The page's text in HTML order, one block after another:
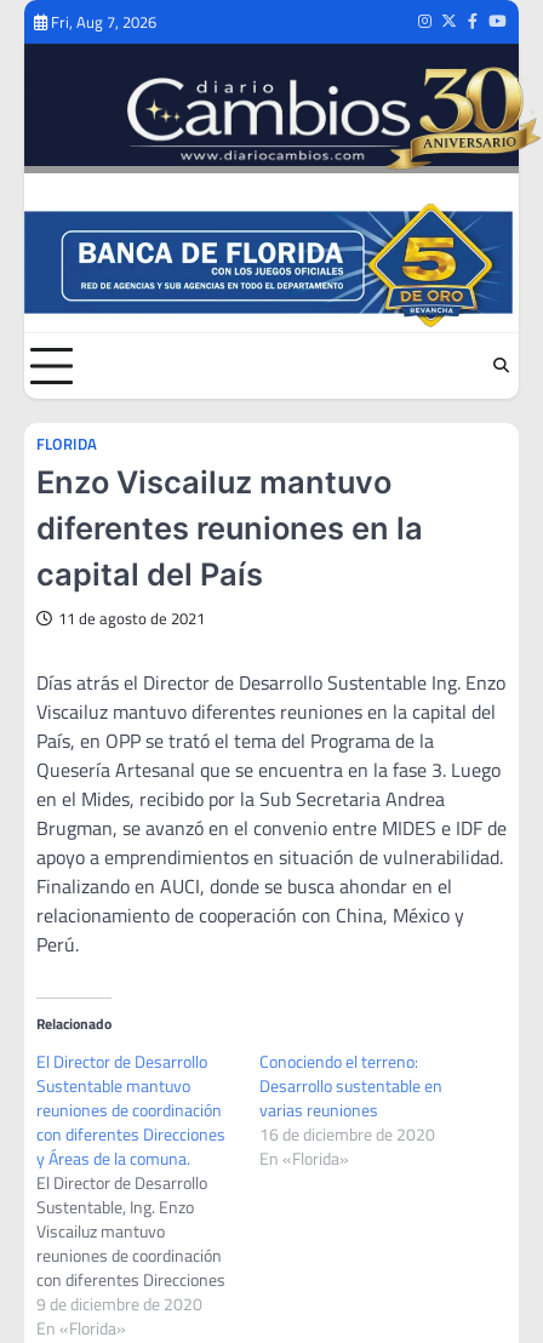
Skip
Fri, Aug 7, 2026 Instagram
TwitterFacebook
FLORIDA
Enzo Viscailuz mantuvo
diferentes reuniones en la
capital del País
11 de agosto de 2021
Días atrás el Director de Desarrollo Sustentable Ing. Enzo
Viscailuz mantuvo diferentes reuniones en la capital del
País, en OPP se trató el tema del Programa de la
Quesería Artesanal que se encuentra en la fase 3. Luego
en el Mides, recibido por la Sub Secretaria Andrea
Brugman, se avanzó en el convenio entre MIDES e IDF de
apoyo a emprendimientos en situación de vulnerabilidad.
Finalizando en AUCI, donde se busca ahondar en el
relacionamiento de cooperación con China, México y
Perú.
Relacionado
El Director de Desarrollo
Sustentable mantuvo
reuniones de coordinación
con diferentes Direcciones
y Áreas de la comuna.
El Director de Desarrollo
Sustentable, Ing. Enzo
Viscailuz mantuvo
reuniones de coordinación
con diferentes Direcciones
y Áreas de la comuna.
Desde que asumió su rol en
9 de diciembre de 2020
En «Florida»
Conociendo el terreno:
Desarrollo sustentable en
varias reuniones
16 de diciembre de 2020
En «Florida»